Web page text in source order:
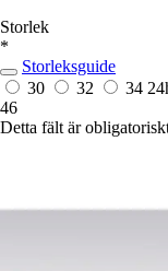
Storlek
*
Storleksguide
30
32 34
46
Detta fält är